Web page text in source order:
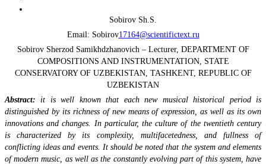
Sobirov Sh.S.
Email: Sobirov17164@scientifictext.ru
Sobirov Sherzod Samikhdzhanovich – Lecturer, DEPARTMENT OF
COMPOSITIONS AND INSTRUMENTATION, STATE
CONSERVATORY OF UZBEKISTAN, TASHKENT, REPUBLIC OF
UZBEKISTAN
Abstract: it is well known that each new musical historical period is
distinguished by its richness of new means of expression, as well as its own
innovations and changes. In particular, the culture of the twentieth century
is characterized by its complexity, multifacetedness, and fullness of
conflicting ideas and events. It should be noted that the system and elements
of modern music, as well as the constantly evolving part of this system, have